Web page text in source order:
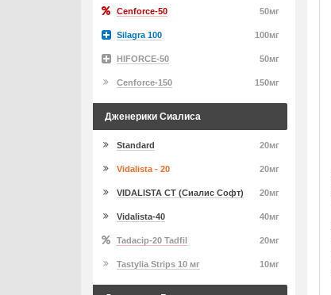
50мг
Cenforce-50
100мг
Silagra 100
50мг
HIFORCE-50
150мг
Cenforce-150
Дженерики Сиалиса
20мг
Standard
20мг
Vidalista - 20
20мг
VIDALISTA CT (Сиалис Софт)
40мг
Vidalista-40
20мг
Tadacip-20 Tadfil
10мг
Tastylia Strips 10 мг